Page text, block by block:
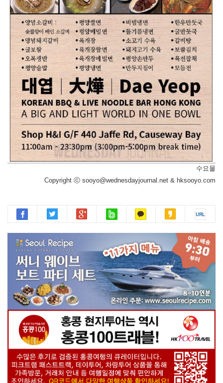
수요몰
Copyright ⓒ sooyo@wednesdayjournal.net & hksooyo.com